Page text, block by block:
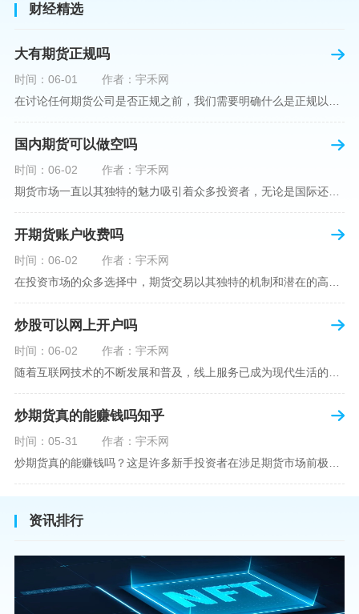
财经精选
大有期货正规吗
时间：06-01
作者：宇禾网
国内期货可以做空吗
时间：06-02
作者：宇禾网
期货市场一直以其独特的魅力吸引着众多投资者，无论是国际还是国内场景下，其波澜壮阔的市场行情都给予了投资者无限遐想。今天，我们将深入探讨一个特别的问题——"国内期货可以做空吗"？这个问题不仅关乎投资者的策略布局，更涉及到期货市场机制的基本理解。在深入探讨之前，我们首先需要明确几个期货市场的基础概念。期货，是指在标准化合约基础上，双方承诺在未来某一特定时间以约定价格买卖一定数量的商品或金融产品的合约。它允訸投资者通过买入（做多）或卖出（做空）合约来预测未来价格的变动。我们来揭开国
开期货账户收费吗
时间：06-02
作者：宇禾网
炒股可以网上开户吗
时间：06-02
作者：宇禾网
炒期货真的能赚钱吗知乎
时间：05-31
作者：宇禾网
资讯排行